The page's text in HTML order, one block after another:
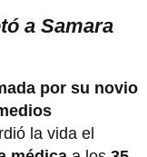
a Samara
por su novio
la vida el